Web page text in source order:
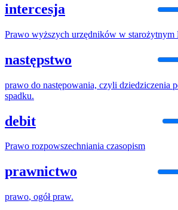
intercesja
Prawo wyższych urzędników w starożytnym
następstwo
prawo do następowania, czyli dziedziczenia
spadku.
debit
Prawo rozpowszechniania czasopism
prawnictwo
prawo, ogółpraw.